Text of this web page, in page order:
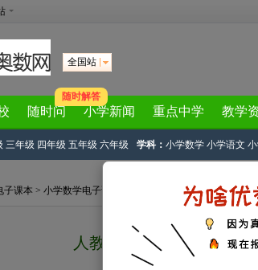
全国站
随时问
随时解答
小学新闻 重点中学 教学
三年级 四年级 五年级 六年级 学科： 小学数学 小学语文
子课本 > 小学数学电子课本 人教版数学电子课本>人教
人教版四年级数学上册 1